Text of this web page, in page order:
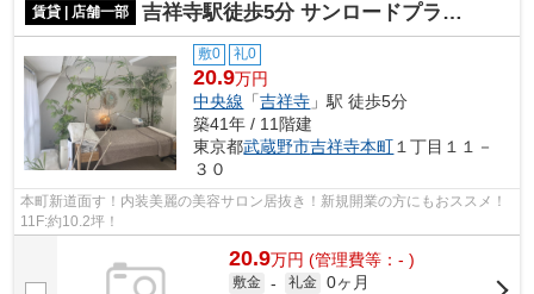
賃貸 | 店舗一部 吉祥寺駅徒歩5分 サンロードプラザダイアパレス吉祥寺 11階 10.28坪 美容サロン居抜き
敷0 礼0
20.9万円
中央線 「吉祥寺 」駅 徒歩5分
築41年 / 11階建
東京都武蔵野市吉祥寺本町１丁目１１－
３０
本町新道面す！内装美麗の美容サロン居抜き！新規開業の方にもおススメ！
11F:約10.2坪！
20.9万円 (管理費等：- )
敷金 - 礼金 0ヶ月